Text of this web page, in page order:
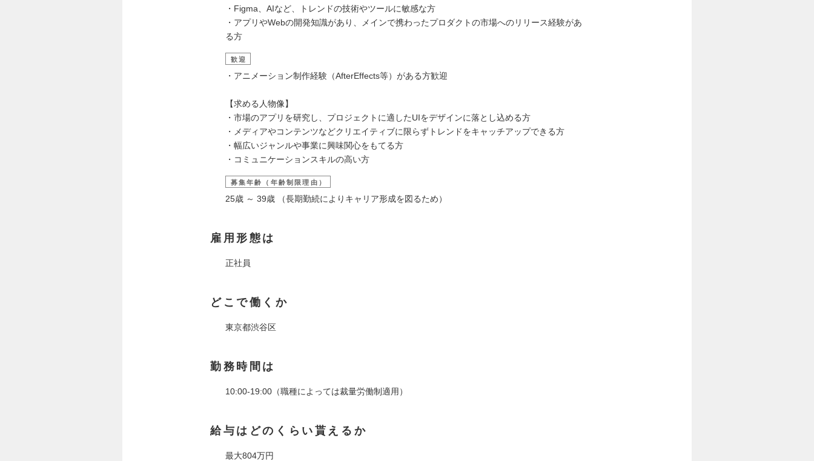
・Figma、AIなど、トレンドの技術やツールに敏感な方
・アプリやWebの開発知識があり、メインで携わったプロダクトの市場へのリリース経験があ
る方
歓迎
・アニメーション制作経験（AfterEffects等）がある方歓迎
【求める人物像】
・市場のアプリを研究し、プロジェクトに適したUIをデザインに落とし込める方
・メディアやコンテンツなどクリエイティブに限らずトレンドをキャッチアップできる方
・幅広いジャンルや事業に興味関心をもてる方
・コミュニケーションスキルの高い方
募集年齢（年齢制限理由）
25歳 ～ 39歳 （長期勤続によりキャリア形成を図るため）
雇用形態は
正社員
どこで働くか
東京都渋谷区
勤務時間は
10:00-19:00（職種によっては裁量労働制適用）
給与はどのくらい貰えるか
最大804万円